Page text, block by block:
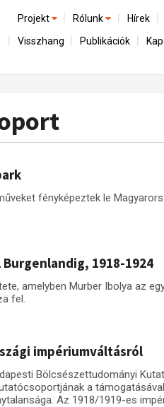
Projekt
Előzmények
Az összeomlás és a magyar
A békerendszer megszilárdulása
Utókor és emlékezet
Rólunk
A kutatócsoport
Hírek
Visszhang Publikációk
fényképeztek le
1918-1924
amelyben Murber Ibolya az
fel.
impériumváltásról
Bölcsészettudományi
a
Az 1918/1919-es